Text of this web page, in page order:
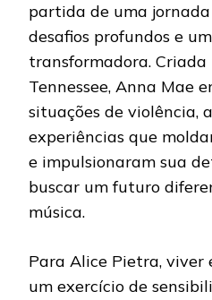
partida de uma
desafios profundos e
transformadora.
Tennessee, Anna Mae
situações de violência,
experiências que
e impulsionaram sua
buscar um futuro
música.
Para Alice Pietra, viver
um exercício de